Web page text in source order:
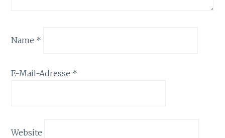
Name *
E-Mail-Adresse *
Website